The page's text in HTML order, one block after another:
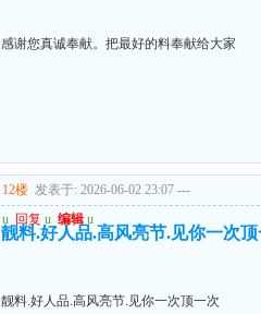
感谢您真诚奉献。把最好的料奉献给大家
12楼 发表于: 2026-06-02 23:07 ---
u 回复 u 编辑 u
靓料.好人品.高风亮节.见你一次
靓料.好人品.高风亮节.见你一次顶一次